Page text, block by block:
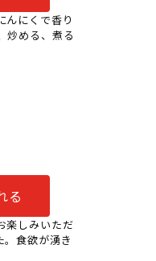
んにくで香り
炒める、煮る
る
楽しみいただ
。食欲が湧き